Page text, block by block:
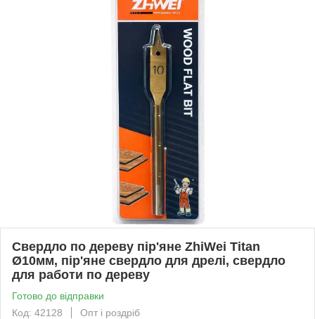
Свердло по дереву пір'яне ZhiWei Titan
Ø10мм, пір'яне свердло для дрелі, свердло
для работи по дереву
Готово до відправки
Код: 42128
Опт і роздріб